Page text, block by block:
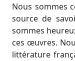
Nous sommes
source de
sommes
ces œuvres.
littérature